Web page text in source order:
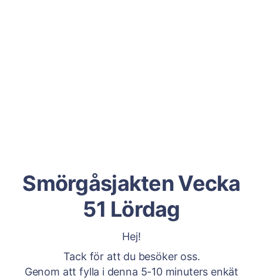
Smörgåsjakten Vecka
51 Lördag
Hej!
Tack för att du besöker oss.
Genom att fylla i denna 5-10 minuters enkät